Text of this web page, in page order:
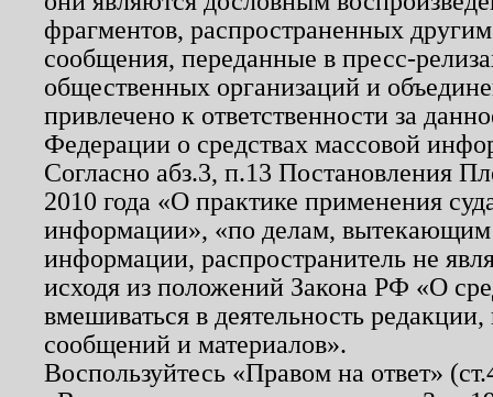
фрагментов, распространенных
сообщения, переданные в пресс-
общественных организаций и
привлечено к ответственности за
Федерации о средствах массовой
Согласно абз.3, п.13 Постановления
2010 года «О практике применения
информации», «по делам, вытекающим
информации, распространитель не
исходя из положений Закона РФ «О
вмешиваться в деятельность
сообщений и материалов».
Воспользуйтесь «Правом на ответ»